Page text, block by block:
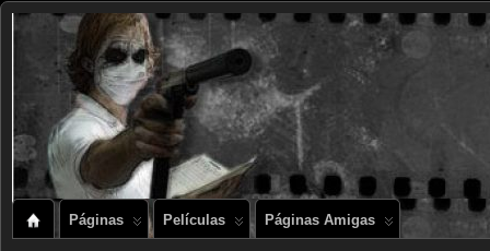
Páginas Películas Páginas Amigas